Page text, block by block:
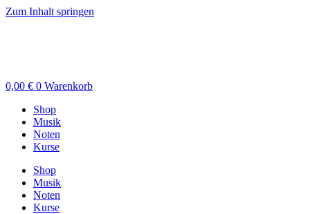
Zum Inhalt springen
0,00 € 0 Warenkorb
Shop
Musik
Noten
Kurse
Shop
Musik
Noten
Kurse